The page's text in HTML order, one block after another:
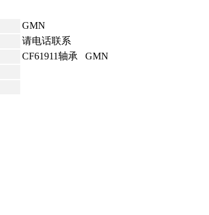
GMN
请电话联系
CF61911轴承 GMN